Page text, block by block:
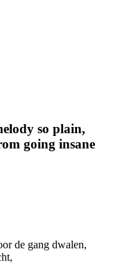
so plain,
going insane
de gang dwalen,